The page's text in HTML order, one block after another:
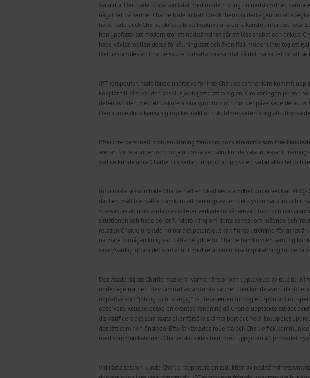
varandra. Hen hade också samtalat med modern kring sin nedstämdhet.
något fel på henne”. Charlie hade initialt försökt bemöta detta genom att
hand hade dock Charlie skiftat till att beskriva sina egna känslor inför det hela.
hen uppfattar att modern tror att nedstämdhet går att lösa snabbt och enkelt.
hade växlat mellan dessa förhållningssätt och även ifall modern inte tog ett
Det bestämdes att Charlie skulle fortsätta föra samtal på det här sättet för att
IPT-terapeuten hade länge undrat varför inte Charlies partner Kim kommit
kopplat till Kim var den absolut jobbigaste att ta sig an. Kim var ingen person
delen av tiden med att diskutera sina symptom och hur det påverkade deras
Hen kunde dock känna sig mycket rädd och skuldmedveten kring att uttrycka
Efter interpersonell problemlösning framkom dock alternativ som inte
arenan för relationen och börja utforska vad som kunde vara intressant,
vad de kunde göra. Charlie fick sedan i uppgift att pröva en sådan aktivitet
Inför nästa session hade Charlie haft en ökad nedstämdhet under veckan.
där hen mått lite bättre framkom att hen upplevt en del dysfori när Kim och
stressad av att göra vardagsaktiviteter, verkade förvånansvärt lugn och
situationen och hade börjat fundera kring om deras samtal om mående och
relation Charlie önskade nu när det potentiellt kan finnas utrymme för annat
närmare förfrågan kring vad detta betydde för Charlie framkom en samling
saker/vardag, uttala det som är fint med relationen, visa uppskattning för detta
Det visade sig att Charlie maskerar varma känslor och upplevelse av tillit till
underläge när hen blev lämnad av sin första partner. Hen kunde även
uppfattas som ”jobbig” och ”klängig”. IPT terapeuten förslog ett spontant
observera. Rollspelet tog en oväntad vändning då Charlie upptäckte att det
diskvalificera det som sagts eller försöka skämta bort det hela. Rollspelet
det sätt som hen önskade. Efteråt växlades rollerna och Charlie fick
med kommunikationen. Charlie skickades hem med uppgiften att pröva det
Vid nästa session kunde Charlie rapportera en reduktion av